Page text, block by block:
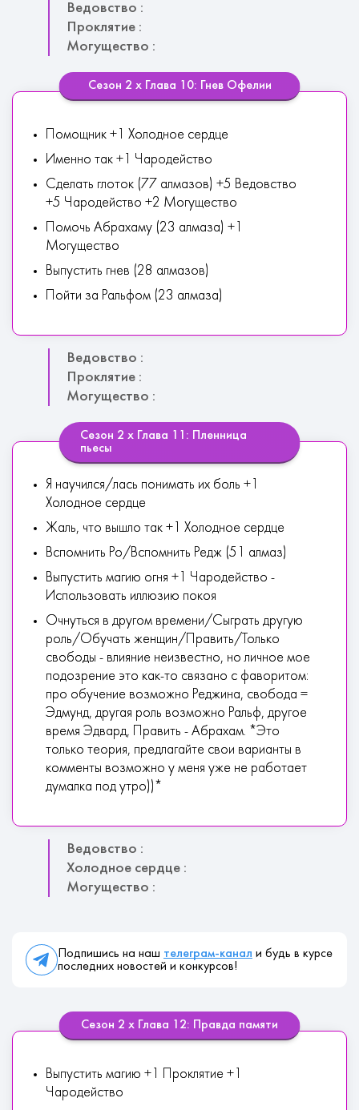
Ведовство :
Проклятие :
Могущество :
Сезон 2 х Глава 10: Гнев Офелии
Помощник +1 Холодное сердце
Именно так +1 Чародейство
Сделать глоток (77 алмазов) +5 Ведовство
+5 Чародейство +2 Могущество
Помочь Абрахаму (23 алмаза) +1
Могущество
Выпустить гнев (28 алмазов)
Пойти за Ральфом (23 алмаза)
Ведовство :
Проклятие :
Могущество :
Сезон 2 х Глава 11: Пленница
пьесы
Я научился/лась понимать их боль +1
Холодное сердце
Жаль, что вышло так +1 Холодное сердце
Вспомнить Ро/Вспомнить Редж (51 алмаз)
Выпустить магию огня +1 Чародейство -
Использовать иллюзию покоя
Очнуться в другом времени/Сыграть другую
роль/Обучать женщин/Править/Только
свободы - влияние неизвестно, но личное мое
подозрение это как-то связано с фаворитом:
про обучение возможно Реджина, свобода =
Эдмунд, другая роль возможно Ральф, другое
время Эдвард, Править - Абрахам. *Это
только теория, предлагайте свои варианты в
комменты возможно у меня уже не работает
думалка под утро))*
Ведовство :
Холодное сердце :
Могущество :
Подпишись на наш телеграм-канал и будь в курсе
последних новостей и конкурсов!
Сезон 2 х Глава 12: Правда памяти
Выпустить магию +1 Проклятие +1
Чародейство